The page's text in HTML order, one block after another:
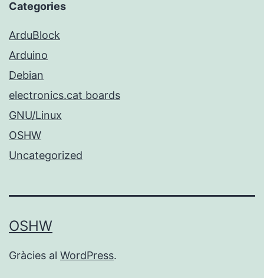
Categories
ArduBlock
Arduino
Debian
electronics.cat boards
GNU/Linux
OSHW
Uncategorized
OSHW
Gràcies al WordPress.